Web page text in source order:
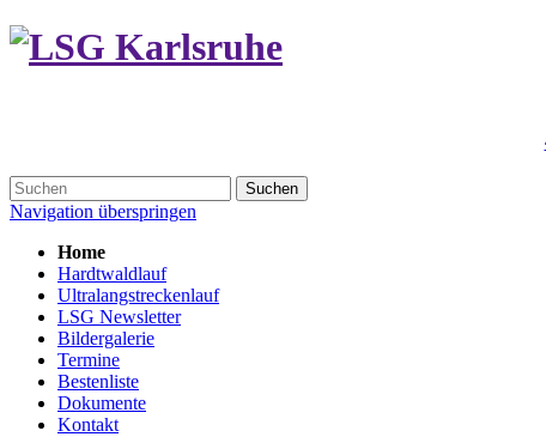
Suchen
Navigation überspringen
Home
Hardtwaldlauf
Ultralangstreckenlauf
LSG Newsletter
Bildergalerie
Termine
Bestenliste
Dokumente
Kontakt